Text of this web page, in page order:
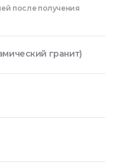
после получения
гранит)